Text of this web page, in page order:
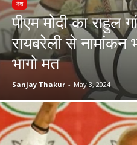
देश
पीएम मोदी का राहुल
रायबरेली से
भागो मत
Sanjay Thakur - May 3, 2024